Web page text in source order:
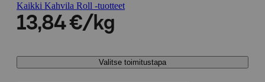
Kaikki Kahvila Roll -tuotteet
13,84 €/kg
Valitse toimitustapa